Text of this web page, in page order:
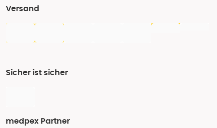
Versand
Sicher ist sicher
medpex Partner